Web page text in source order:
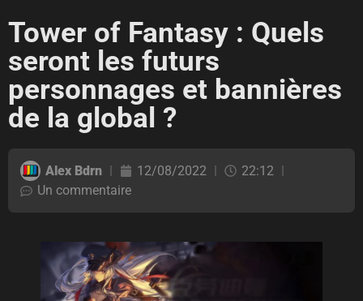
Tower of Fantasy : Quels
seront les futurs
personnages et bannières
de la global ?
Alex Bdrn 12/08/2022
22:12
Un commentaire